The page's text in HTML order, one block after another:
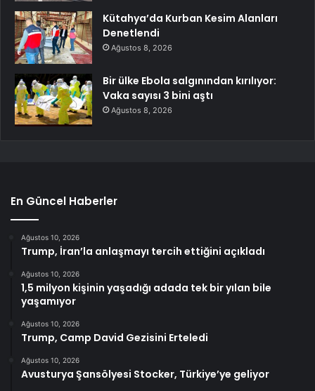
Kütahya’da Kurban Kesim Alanları
Denetlendi
Ağustos 8, 2026
Bir ülke Ebola salgınından kırılıyor:
Vaka sayısı 3 bini aştı
Ağustos 8, 2026
En Güncel Haberler
Ağustos 10, 2026
Trump, İran’la anlaşmayı tercih ettiğini açıkladı
Ağustos 10, 2026
1,5 milyon kişinin yaşadığı adada tek bir yılan bile
yaşamıyor
Ağustos 10, 2026
Trump, Camp David Gezisini Erteledi
Ağustos 10, 2026
Avusturya Şansölyesi Stocker, Türkiye’ye geliyor